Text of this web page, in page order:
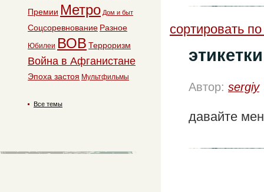
сортировать
этикетки
Автор: sergiy
давайте
Премии Метро Дом и быт
Соцсоревнование Разное
Юбилеи ВОВ Терроризм
Война в Афганистане
Эпоха застоя Мультфильмы
Все темы